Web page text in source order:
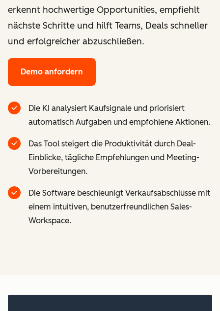
erkennt hochwertige Opportunities, empfiehlt
nächste Schritte und hilft Teams, Deals schneller
und erfolgreicher abzuschließen.
Demo anfordern
Die KI analysiert Kaufsignale und priorisiert
automatisch Aufgaben und empfohlene Aktionen.
Das Tool steigert die Produktivität durch Deal-
Einblicke, tägliche Empfehlungen und Meeting-
Vorbereitungen.
Die Software beschleunigt Verkaufsabschlüsse mit
einem intuitiven, benutzerfreundlichen Sales-
Workspace.